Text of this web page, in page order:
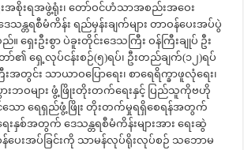
အစိုးရအဖွဲ့ရုံး၊ တော်ဝင်ဟံသာအစည်းအဝေး
သန္တရစီမံကိန်း ရည်မှန်းချက်များ တာဝန်ပေးအပ်ပွဲ
ရှေးဦးစွာ ပဲခူးတိုင်းဒေသကြီး ဝန်ကြီးချုပ် ဦး
ာ်၏ ရှေ့လုပ်ငန်းစဉ်(၅)ရပ်၊ ဦးတည်ချက်(၁၂)ရပ်
တွင်း သာယာဝပြောရေး၊ စာရေရိက္ခာဖူလုံရေး၊
ဘဝများ ဖွံ့ဖြိုးတိုးတက်ရေးနှင့် ပြည်သူကိုဗဟို
င်သော ရေရှည်ဖွံ့ဖြိုး တိုးတက်မှုရရှိစေရန်အတွက်
ေးနှစ်အတွက် ဒေသန္တရစီမံကိန်းများအား ရေးဆွဲ
ပေးအပ်ခြင်းကို သာမန်လုပ်ရိုးလုပ်စဉ် သဘောမ